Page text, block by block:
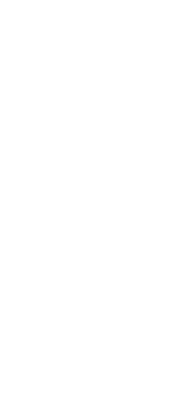
לעיתים קרובות